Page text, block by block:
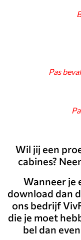
Pas
Wil jij een
cabines?
Wanneer je
download dan
ons bedrijf
die je moet
bel dan